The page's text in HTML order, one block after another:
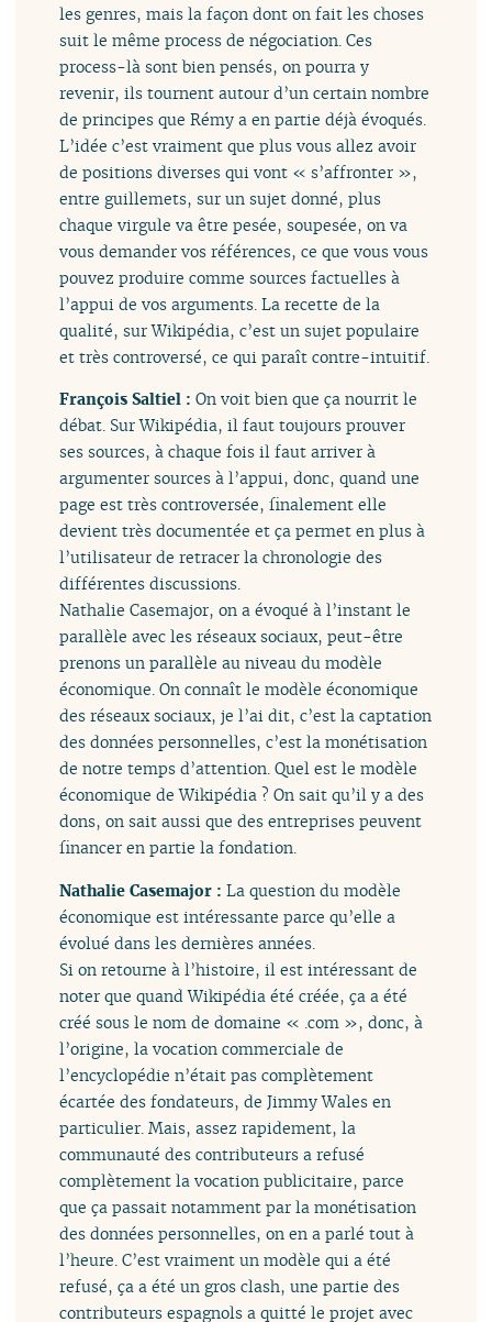
les genres, mais la façon dont on fait les choses
suit le même process de négociation. Ces
process-là sont bien pensés, on pourra y
revenir, ils tournent autour d’un certain nombre
de principes que Rémy a en partie déjà évoqués.
L’idée c’est vraiment que plus vous allez avoir
de positions diverses qui vont « s’affronter »,
entre guillemets, sur un sujet donné, plus
chaque virgule va être pesée, soupesée, on va
vous demander vos références, ce que vous vous
pouvez produire comme sources factuelles à
l’appui de vos arguments. La recette de la
qualité, sur Wikipédia, c’est un sujet populaire
et très controversé, ce qui paraît contre-intuitif.
François Saltiel :On voit bien que ça nourrit le
débat. Sur Wikipédia, il faut toujours prouver
ses sources, à chaque fois il faut arriver à
argumenter sources à l’appui, donc, quand une
page est très controversée, finalement elle
devient très documentée et ça permet en plus à
l’utilisateur de retracer la chronologie des
différentes discussions.
Nathalie Casemajor, on a évoqué à l’instant le
parallèle avec les réseaux sociaux, peut-être
prenons un parallèle au niveau du modèle
économique. On connaît le modèle économique
des réseaux sociaux, je l’ai dit, c’est la captation
des données personnelles, c’est la monétisation
de notre temps d’attention. Quel est le modèle
économique de Wikipédia ? On sait qu’il y a des
dons, on sait aussi que des entreprises peuvent
financer en partie la fondation.
Nathalie Casemajor :La question du modèle
économique est intéressante parce qu’elle a
évolué dans les dernières années.
Si on retourne à l’histoire, il est intéressant de
noter que quand Wikipédia été créée, ça a été
créé sous le nom de domaine « .com », donc, à
l’origine, la vocation commerciale de
l’encyclopédie n’était pas complètement
écartée des fondateurs, de Jimmy Wales en
particulier. Mais, assez rapidement, la
communauté des contributeurs a refusé
complètement la vocation publicitaire, parce
que ça passait notamment par la monétisation
des données personnelles, on en a parlé tout à
l’heure. C’est vraiment un modèle qui a été
refusé, ça a été un gros clash, une partie des
contributeurs espagnols a quitté le projet avec